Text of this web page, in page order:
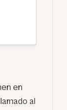
en
al